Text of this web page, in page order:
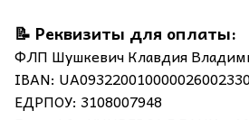
📝 Реквизиты для оплаты:
ФЛП Шушкевич Клавдия
IBAN:
ЕДРПОУ: 3108007948